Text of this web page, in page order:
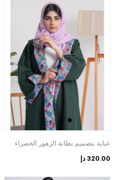
عباية بتصميم بطانة الزهور الخضراء
320.00 دإ